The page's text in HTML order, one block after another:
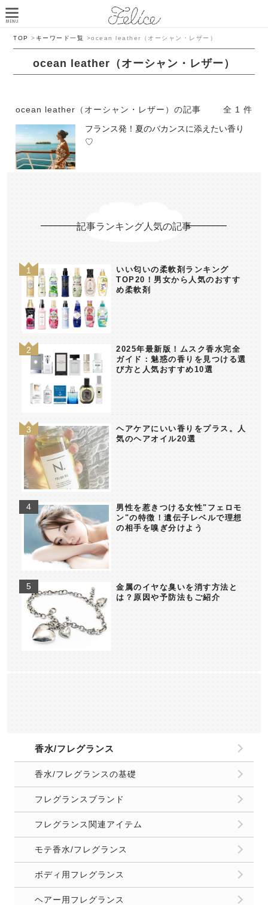
TOP > キーワード一覧 >ocean leather（オーシャン・レザー）
ocean leather（オーシャン・レザー）
ocean leather（オーシャン・レザー）の記事
全 1 件
フランス発！夏のバカンスに添えたい香り
♡
記事ランキング人気の記事
いい匂いの柔軟剤ランキング
TOP20！男女から人気のおすす
め柔軟剤
2025年最新版！ムスク香水完全
ガイド：魅惑の香りを見つける選
び方と人気おすすめ10選
ヘアケアにいい香りをプラス。人
気のヘアオイル20選
男性を惹きつける女性"フェロモ
ン"の特徴！遺伝子レベルで理想
の相手を嗅ぎ分けよう
金属のイヤな臭いを消す方法と
は？原因や予防法もご紹介
香水/フレグランス
香水/フレグランスの基礎
フレグランスブランド
フレグランス関連アイテム
モテ香水/フレグランス
ボディ用フレグランス
ヘアー用フレグランス